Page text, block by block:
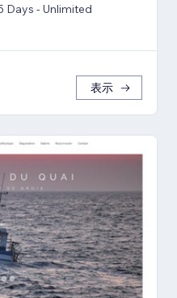
Days - Unlimited
表示